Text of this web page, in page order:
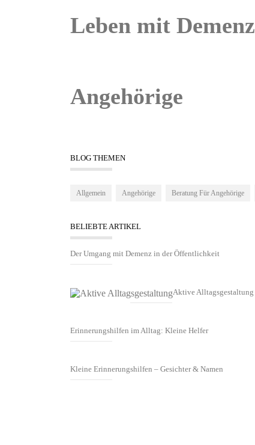
Leben mit Demenz
Angehörige
BLOG THEMEN
Allgemein Angehörige Beratung Für Angehörige
BELIEBTE ARTIKEL
Der Umgang mit Demenz in der Öffentlichkeit
Aktive Alltagsgestaltung
Erinnerungshilfen im Alltag: Kleine Helfer
Kleine Erinnerungshilfen – Gesichter & Namen